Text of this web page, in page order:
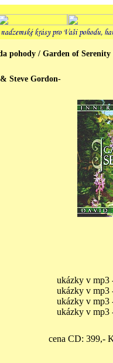
pohody / Garden of
Steve Gordon-
ukázky v mp3
ukázky v mp3
ukázky v mp3
ukázky v mp3
cena CD: 399,-